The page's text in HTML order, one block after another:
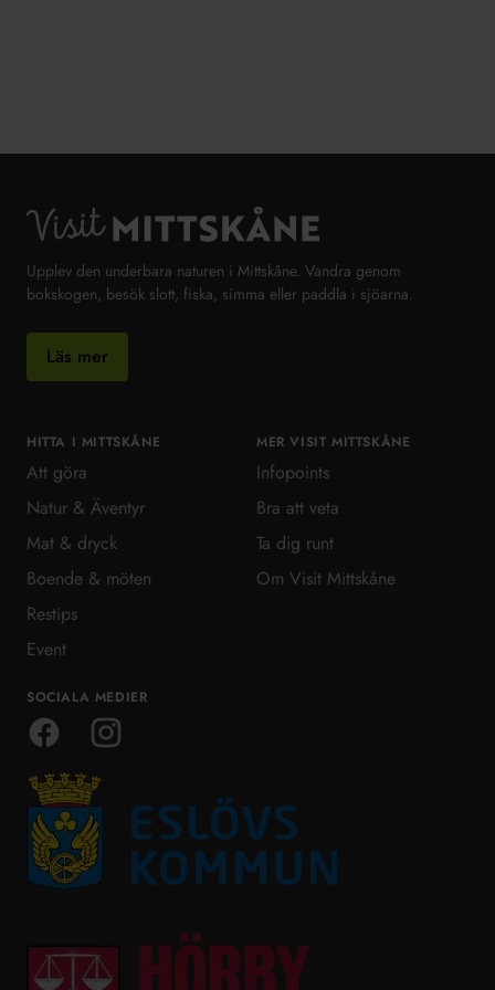
Visit MittSkåne
Upplev den underbara naturen i Mittskåne. Vandra genom
bokskogen, besök slott, fiska, simma eller paddla i sjöarna.
Läs mer
HITTA I MITTSKÅNE
Att göra
Natur & Äventyr
Mat & dryck
Boende & möten
Restips
Event
MER VISIT MITTSKÅNE
Infopoints
Bra att veta
Ta dig runt
Om Visit Mittskåne
SOCIALA MEDIER
Facebook